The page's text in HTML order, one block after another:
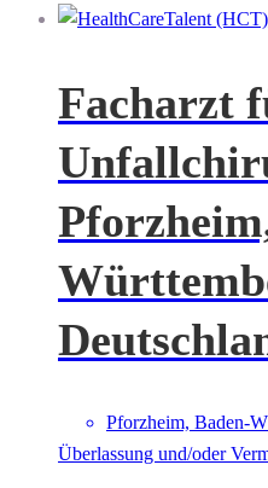
Facharzt
Pforzheim, Baden-
Überlassung und/oder